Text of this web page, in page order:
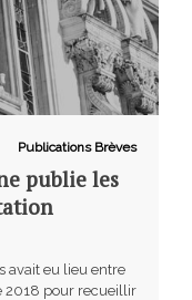
Publications Brèves
publie les
avait eu lieu entre
2018 pour recueillir